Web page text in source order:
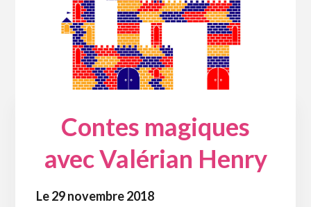
Contes magiques
avec Valérian Henry
Le 29 novembre 2018